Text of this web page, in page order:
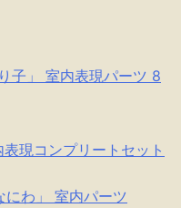
子」 室内表現パーツ 8
現コンプリートセット
わ」 室内パーツ